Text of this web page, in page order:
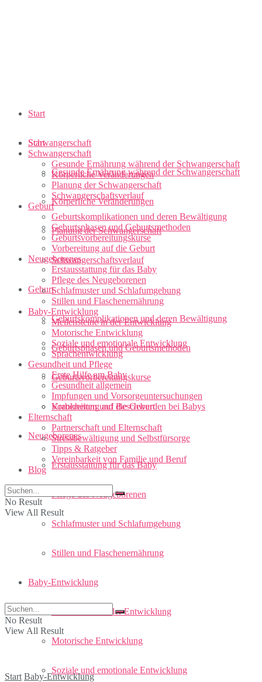
Start
Schwangerschaft
Gesunde Ernährung während der Schwangerschaft
Körperliche Veränderungen
Planung der Schwangerschaft
Schwangerschaftsverlauf
Geburt
Geburtskomplikationen und deren Bewältigung
Geburtsphasen und Geburtsmethoden
Geburtsvorbereitungskurse
Vorbereitung auf die Geburt
Neugeborenes
Erstausstattung für das Baby
Pflege des Neugeborenen
Schlafmuster und Schlafumgebung
Stillen und Flaschenernährung
Baby-Entwicklung
Meilensteine in der Entwicklung
Motorische Entwicklung
Soziale und emotionale Entwicklung
Start
Schwangerschaft
Gesunde Ernährung während der Schwangerschaft
Körperliche Veränderungen
Planung der Schwangerschaft
Schwangerschaftsverlauf
Geburt
Geburtskomplikationen und deren Bewältigung
Geburtsphasen und Geburtsmethoden
Geburtsvorbereitungskurse
Vorbereitung auf die Geburt
Neugeborenes
Erstausstattung für das Baby
Pflege des Neugeborenen
Schlafmuster und Schlafumgebung
Stillen und Flaschenernährung
Baby-Entwicklung
Meilensteine in der Entwicklung
Motorische Entwicklung
Soziale und emotionale Entwicklung
Sprachentwicklung
Gesundheit und Pflege
Erste Hilfe am Baby
Gesundheit allgemein
Impfungen und Vorsorgeuntersuchungen
Krankheiten und Beschwerden bei Babys
Elternschaft
Partnerschaft und Elternschaft
Stressbewältigung und Selbstfürsorge
Tipps & Ratgeber
Vereinbarkeit von Familie und Beruf
Blog
No Result
View All Result
No Result
View All Result
Start Baby-Entwicklung